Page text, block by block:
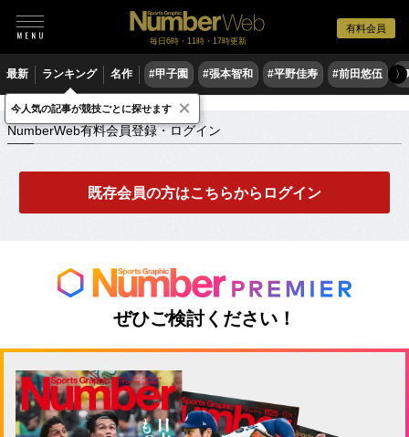
有料会員
毎日6時・11時・17時更新
最新 ランキング 名作 #甲子園 #張本智和 #平野佳寿 #前田悠伍 〉
NumberWeb有料会員登録・ログイン
NumberWeb有料会員登録・ログイン
既存会員の方はこちらからログイン
ぜひご検討ください！
今人気の記事が競技ごとに探せます ×